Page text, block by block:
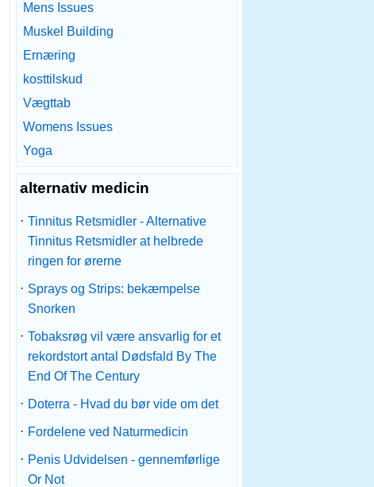
Mens Issues
Muskel Building
Ernæring
kosttilskud
Vægttab
Womens Issues
Yoga
alternativ medicin
· Tinnitus Retsmidler - Alternative
Tinnitus Retsmidler at helbrede
ringen for ørerne
· Sprays og Strips: bekæmpelse
Snorken
· Tobaksrøg vil være ansvarlig for et
rekordstort antal Dødsfald By The
End Of The Century
· Doterra - Hvad du bør vide om det
· Fordelene ved Naturmedicin
· Penis Udvidelsen - gennemførlige
Or Not